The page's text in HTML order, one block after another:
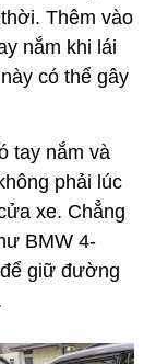
Thêm vào
nắm khi lái
có thể gây
tay nắm và
phải lúc
xe. Chẳng
BMW 4-
giữ đường